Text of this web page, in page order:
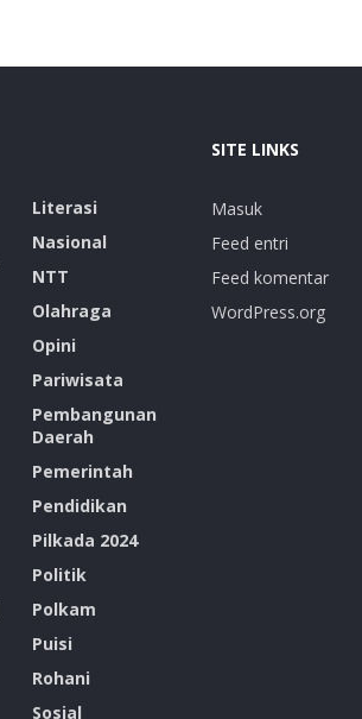
Literasi
Nasional
NTT
Olahraga
Opini
Pariwisata
Pembangunan
Daerah
Pemerintah
Pendidikan
Pilkada 2024
Politik
Polkam
Puisi
Rohani
Sosial
SITE LINKS
Masuk
Feed entri
Feed komentar
WordPress.org